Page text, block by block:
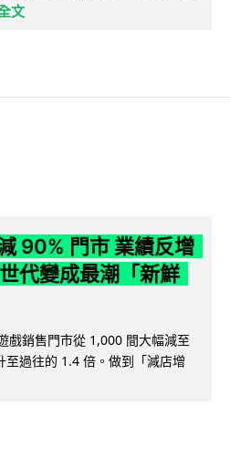
文
90% 門市 業績反增
代變成最潮「新鮮
戲銷售門市從 1,000 間大幅減至
過往的 1.4 倍。做到「減店增